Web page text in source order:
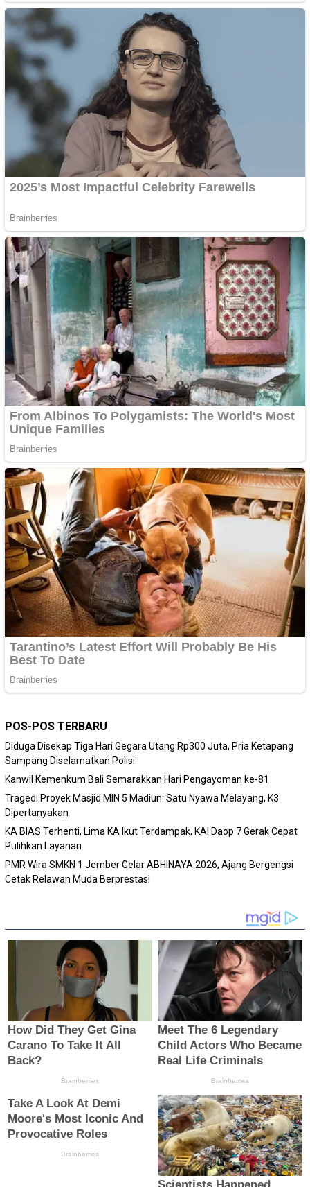
POS-POS TERBARU
Diduga Disekap Tiga Hari Gegara Utang Rp300 Juta, Pria Ketapang
Sampang Diselamatkan Polisi
Kanwil Kemenkum Bali Semarakkan Hari Pengayoman ke-81
Tragedi Proyek Masjid MIN 5 Madiun: Satu Nyawa Melayang, K3
Dipertanyakan
KA BIAS Terhenti, Lima KA Ikut Terdampak, KAI Daop 7 Gerak Cepat
Pulihkan Layanan
PMR Wira SMKN 1 Jember Gelar ABHINAYA 2026, Ajang Bergengsi
Cetak Relawan Muda Berprestasi